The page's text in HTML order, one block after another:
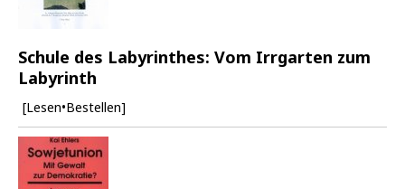
Schule des Labyrinthes: Vom Irrgarten zum
Labyrinth
[Lesen•Bestellen]